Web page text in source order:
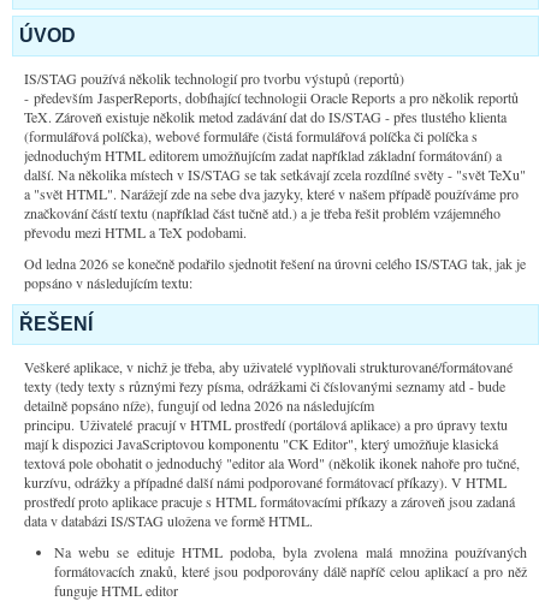
ÚVOD
IS/STAG používá několik technologií pro tvorbu výstupů (reportů)
- především JasperReports, dobíhající technologii Oracle Reports a pro několik reportů
TeX. Zároveň existuje několik metod zadávání dat do IS/STAG - přes tlustého klienta
(formulářová políčka), webové formuláře (čistá formulářová políčka či políčka s
jednoduchým HTML editorem umožňujícím zadat například základní formátování) a
další. Na několika místech v IS/STAG se tak setkávají zcela rozdílné světy - "svět TeXu"
a "svět HTML". Narážejí zde na sebe dva jazyky, které v našem případě používáme pro
značkování částí textu (například část tučně atd.) a je třeba řešit problém vzájemného
převodu mezi HTML a TeX podobami.
Od ledna 2026 se konečně podařilo sjednotit řešení na úrovni celého IS/STAG tak, jak je
popsáno v následujícím textu:
ŘEŠENÍ
Veškeré aplikace, v nichž je třeba, aby uživatelé vyplňovali strukturované/formátované
texty (tedy texty s různými řezy písma, odrážkami či číslovanými seznamy atd - bude
detailně popsáno níže), fungují od ledna 2026 na následujícím
principu. Uživatelé pracují v HTML prostředí (portálová aplikace) a pro úpravy textu
mají k dispozici JavaScriptovou komponentu "CK Editor", který umožňuje klasická
textová pole obohatit o jednoduchý "editor ala Word" (několik ikonek nahoře pro tučné,
kurzívu, odrážky a případné další námi podporované formátovací příkazy). V HTML
prostředí proto aplikace pracuje s HTML formátovacími příkazy a zároveň jsou zadaná
data v databázi IS/STAG uložena ve formě HTML.
Na webu se edituje HTML podoba, byla zvolena malá množina používaných
formátovacích znaků, které jsou podporovány dálě napříč celou aplikací a pro něž
funguje HTML editor